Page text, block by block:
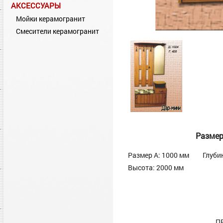
АКСЕССУАРЫ
Мойки керамогранит
Смесители керамогранит
Размер А: 1000 мм
Высота: 2000 мм